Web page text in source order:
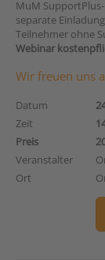
MuM
separate
Teilnehmer ohne
Webinar
Wir freuen uns
Datum
Zeit
Preis
Veranstalter
Ort